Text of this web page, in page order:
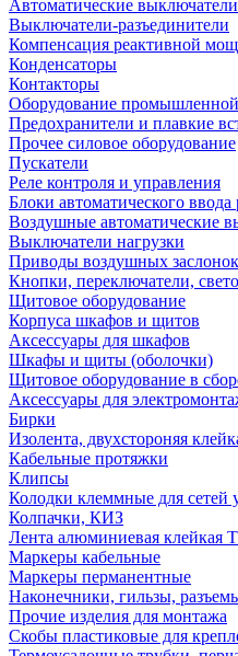
Автоматические
Выключатели-разъединители
Компенсация реактивной
Конденсаторы
Контакторы
Оборудование промышленной
Предохранители и плавкие
Прочее силовое оборудование
Пускатели
Реле контроля и управления
Блоки автоматического
Воздушные автоматические
Выключатели нагрузки
Приводы воздушных заслонок
Кнопки, переключатели,
Щитовое оборудование
Корпуса шкафов и щитов
Аксессуары для шкафов
Шкафы и щиты (оболочки)
Щитовое оборудование в
Аксессуары для
Бирки
Изолента, двухстороняя
Кабельные протяжки
Клипсы
Колодки клеммные для сетей
Колпачки, КИЗ
Лента алюминиевая клейкая
Маркеры кабельные
Маркеры перманентные
Наконечники, гильзы,
Прочие изделия для монтажа
Скобы пластиковые для